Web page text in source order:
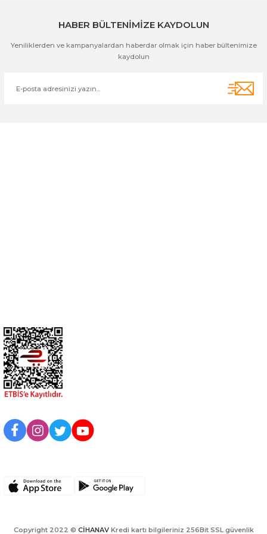
HABER BÜLTENİMİZE KAYDOLUN
Yeniliklerden ve kampanyalardan haberdar olmak için haber bültenimize
kaydolun
Copyright 2022 © CİHANAVKredi kartı bilgileriniz 256Bit SSL güvenlik